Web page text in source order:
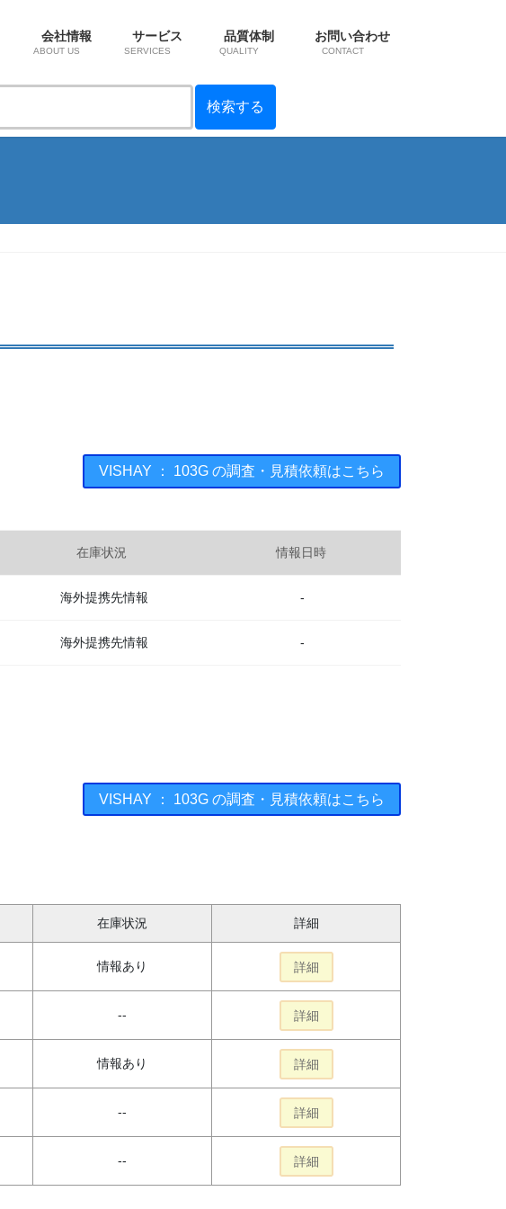
会社情報
ABOUT US
サービス
SERVICES
品質体制
QUALITY
お問い合わせ
CONTACT
VISHAY ： 103G の調査・見積依頼はこちら
在庫状況 情報日時
海外提携先情報 -
海外提携先情報 -
VISHAY ： 103G の調査・見積依頼はこちら
在庫状況 詳細
情報あり 詳細
-- 詳細
情報あり 詳細
-- 詳細
-- 詳細